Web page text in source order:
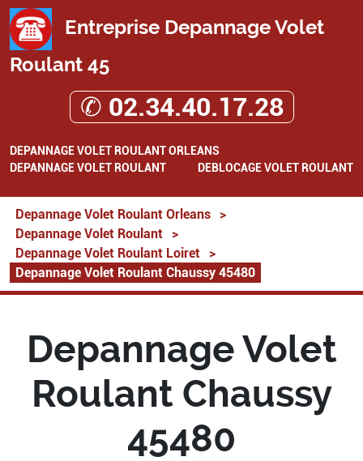
Entreprise Depannage Volet
Roulant 45
✆ 02.34.40.17.28
DEPANNAGE VOLET ROULANT ORLEANS
DEPANNAGE VOLET ROULANT
DEBLOCAGE VOLET ROULANT
Depannage Volet Roulant Orleans
>
Depannage Volet Roulant
>
Depannage Volet Roulant Loiret
>
Depannage Volet Roulant Chaussy 45480
Depannage Volet
Roulant Chaussy
45480